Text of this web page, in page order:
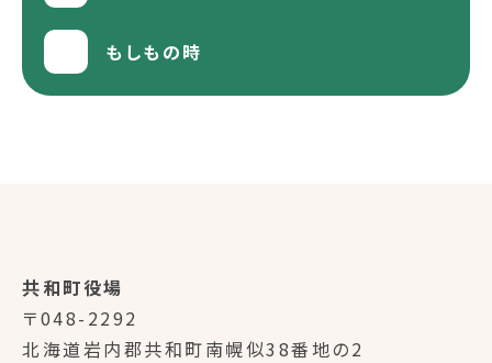
もしもの時
共和町役場
〒048-2292
北海道岩内郡共和町南幌似38番地の2